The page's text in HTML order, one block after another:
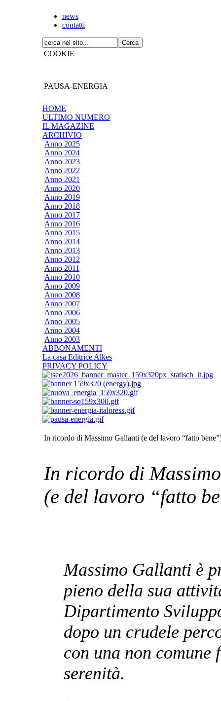
news
contatti
COOKIE
PAUSA-ENERGIA
HOME
ULTIMO NUMERO
IL MAGAZINE
ARCHIVIO
Anno 2025
Anno 2024
Anno 2023
Anno 2022
Anno 2021
Anno 2020
Anno 2019
Anno 2018
Anno 2017
Anno 2016
Anno 2015
Anno 2014
Anno 2013
Anno 2012
Anno 2011
Anno 2010
Anno 2009
Anno 2008
Anno 2007
Anno 2006
Anno 2005
Anno 2004
Anno 2003
ABBONAMENTI
La casa Editrice Alkes
PRIVACY POLICY
In ricordo di Massimo Gallanti (e del lavoro “fatto
In ricordo di
(e del lavoro “fatto
Massimo Gallanti è
pieno della sua
Dipartimento
dopo un crudele
con una non comune
serenità.